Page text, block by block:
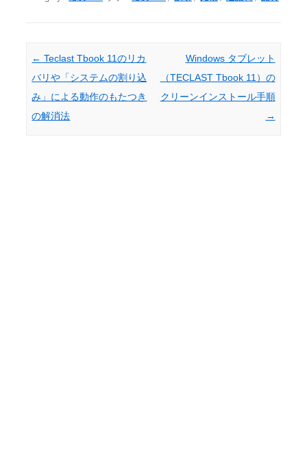
Post navigation
← Teclast Tbook 11のリカ
バリや「システムの割り込
み」による動作のもたつき
の解消法
Windows タブレット
（TECLAST Tbook 11）の
クリーンインストール手順
→